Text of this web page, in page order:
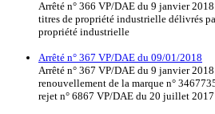
Arrêté n° 366 VP/DAE du 9 janvier
titres de propriété industrielle délivrés
propriété industrielle
Arrêté n° 367 VP/DAE du 09/01/2018
Arrêté n° 367 VP/DAE du 9 janvier
renouvellement de la marque n°
rejet n° 6867 VP/DAE du 20 juillet 2017